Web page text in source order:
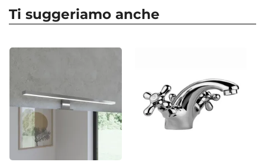
Serie
Manopole C/F
Altezza
8,7 cm
Sezione Base
Ti suggeriamo anche